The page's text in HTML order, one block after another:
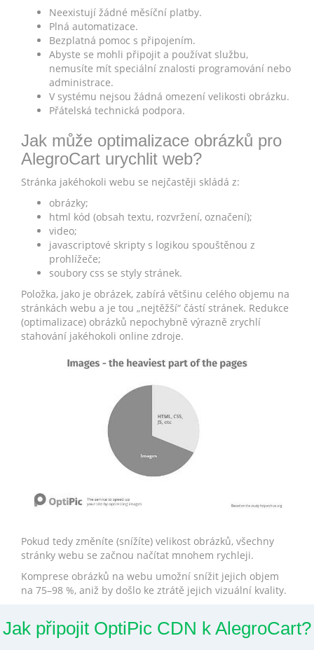
Neexistují žádné měsíční platby.
Plná automatizace.
Bezplatná pomoc s připojením.
Abyste se mohli připojit a používat službu,
nemusíte mít speciální znalosti programování nebo
administrace.
V systému nejsou žádná omezení velikosti obrázku.
Přátelská technická podpora.
Jak může optimalizace obrázků pro
AlegroCart urychlit web?
Stránka jakéhokoli webu se nejčastěji skládá z:
obrázky;
html kód (obsah textu, rozvržení, označení);
video;
javascriptové skripty s logikou spouštěnou z
prohlížeče;
soubory css se styly stránek.
Položka, jako je obrázek, zabírá většinu celého objemu na
stránkách webu a je tou „nejtěžší“ částí stránek. Redukce
(optimalizace) obrázků nepochybně výrazně zrychlí
stahování jakéhokoli online zdroje.
Pokud tedy změníte (snížíte) velikost obrázků, všechny
stránky webu se začnou načítat mnohem rychleji.
Komprese obrázků na webu umožní snížit jejich objem
na 75–98 %, aniž by došlo ke ztrátě jejich vizuální kvality.
Jak připojit OptiPic CDN k AlegroCart?